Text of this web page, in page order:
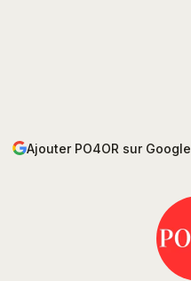
Ajouter PO4OR sur Google